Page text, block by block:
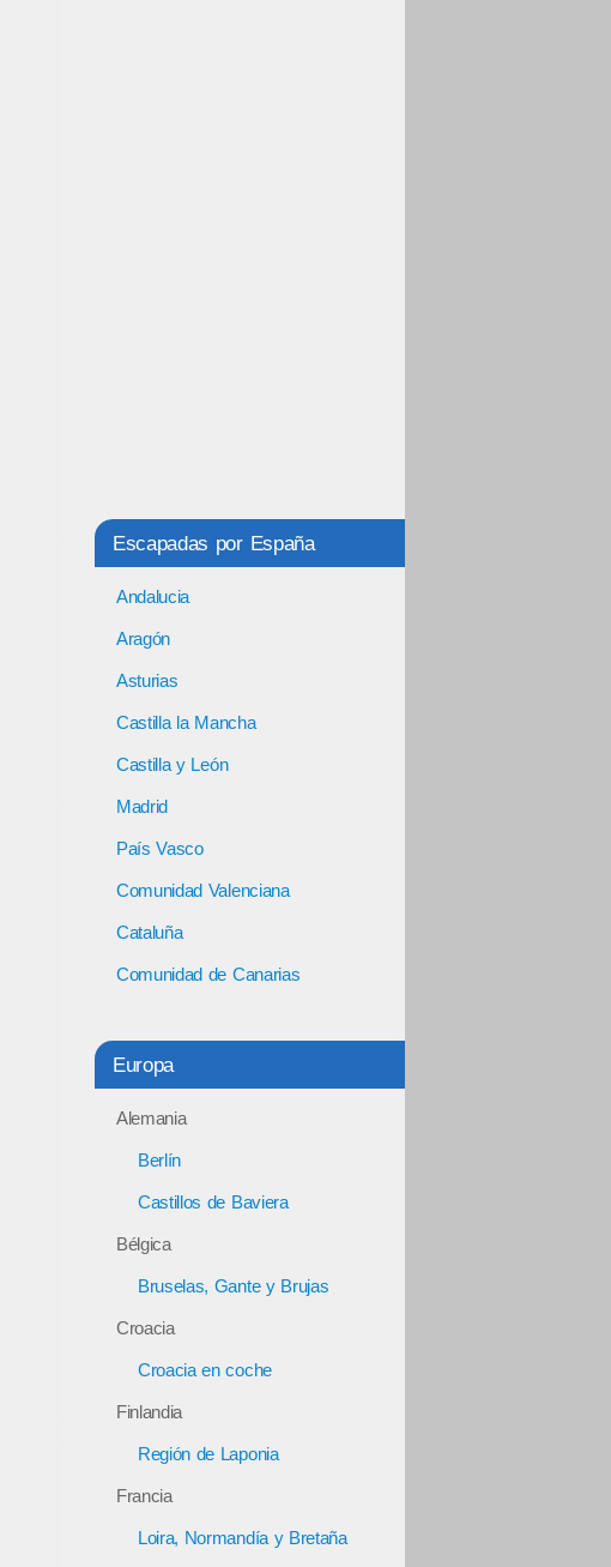
Escapadas por España
Andalucia
Aragón
Asturias
Castilla la Mancha
Castilla y León
Madrid
País Vasco
Comunidad Valenciana
Cataluña
Comunidad de Canarias
Europa
Alemania
Berlín
Castillos de Baviera
Bélgica
Bruselas, Gante y Brujas
Croacia
Croacia en coche
Finlandia
Región de Laponia
Francia
Loira, Normandía y Bretaña